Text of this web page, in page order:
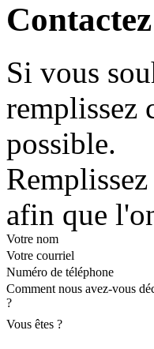
Si vous
remplissez
possible.
afin que
Votre nom
Votre courriel
Numéro de téléphone
Comment nous avez-vous
?
Vous êtes ?